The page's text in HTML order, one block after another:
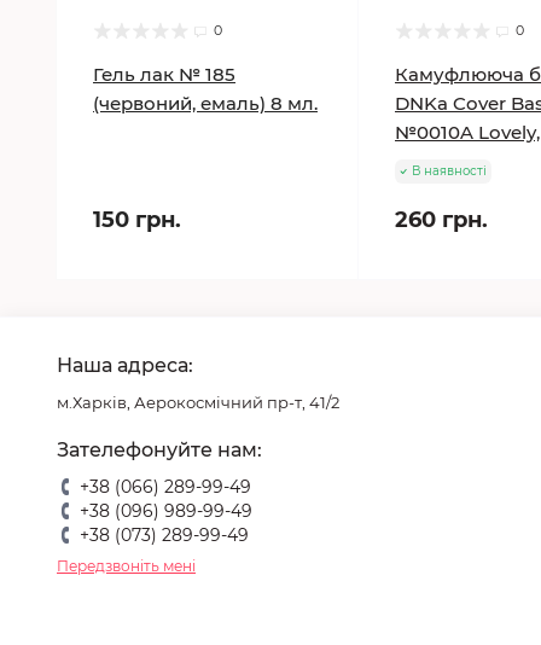
0
Гель лак № 185
(червоний, емаль) 8 мл.
150 грн.
0
Камуфлююча
DNKa Cover
№0010A
В наявності
260 грн.
Наша адреса:
м.Харків, Аерокосмічний пр-т, 41/2
Зателефонуйте нам:
+38 (066) 289-99-49
+38 (096) 989-99-49
+38 (073) 289-99-49
Передзвоніть мені